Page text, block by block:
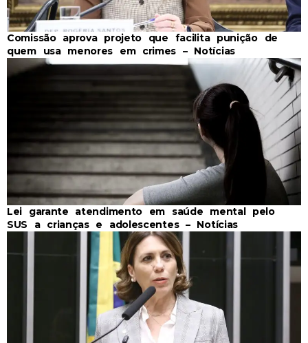
Comissão aprova projeto que facilita punição de
quem usa menores em crimes – Notícias
Lei garante atendimento em saúde mental pelo
SUS a crianças e adolescentes – Notícias